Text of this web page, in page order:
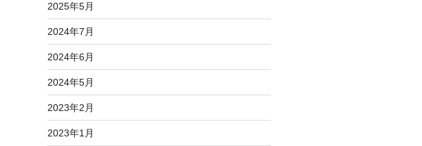
2025年5月
2024年7月
2024年6月
2024年5月
2023年2月
2023年1月